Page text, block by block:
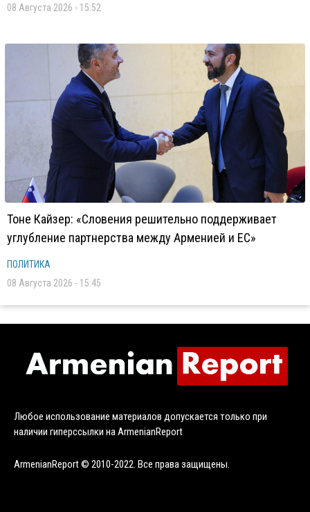
08 Августа 2026 - 15:52
Тоне Кайзер: «Словения решительно поддерживает
углубление партнерства между Арменией и ЕС»
ПОЛИТИКА
08 Августа 2026 - 15:45
Любое использование материалов допускается только при
наличии гиперссылки на ArmenianReport
ArmenianReport © 2010-2022. Все права защищены.